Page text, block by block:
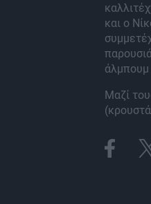
και ο
άλμπουμ
Μαζί